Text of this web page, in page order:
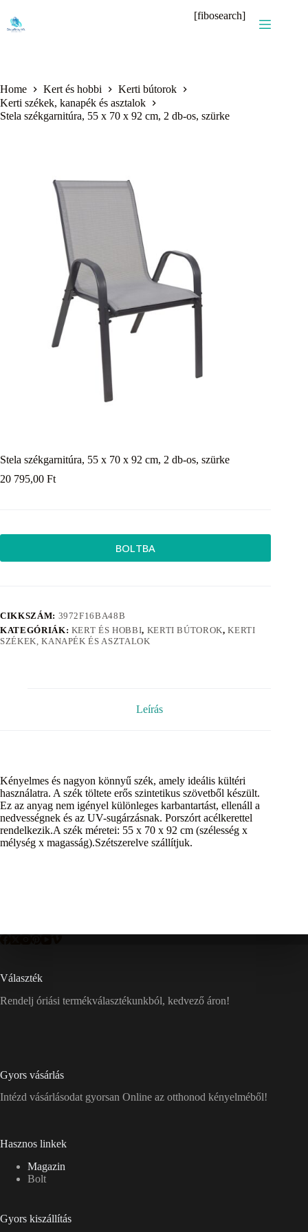
content
[fibosearch]
Home Kert és hobbi
Kerti bútorok
Kerti székek, kanapék és asztalok
Stela székgarnitúra, 55 x 70 x 92 cm, 2 db-os, szürke
Stela székgarnitúra, 55 x 70 x 92 cm, 2 db-os, szürke
20 795,00 Ft
BOLTBA
CIKKSZÁM: 3972F16BA48B
KATEGÓRIÁK: KERT ÉS HOBBI, KERTI BÚTOROK,KERTI
SZÉKEK, KANAPÉK ÉS ASZTALOK
Leírás
Kényelmes és nagyon könnyű szék, amely ideális kültéri
használatra. A szék töltete erős szintetikus szövetből készült.
Ez az anyag nem igényel különleges karbantartást, ellenáll a
nedvességnek és az UV-sugárzásnak. Porszórt acélkerettel
rendelkezik.A szék méretei: 55 x 70 x 92 cm (szélesség x
mélység x magasság).Szétszerelve szállítjuk.
Választék
Rendelj óriási termékválasztékunkból, kedvező áron!
Gyors vásárlás
Intézd vásárlásodat gyorsan Online az otthonod kényelméből!
Hasznos linkek
Magazin
Bolt
Gyors kiszállítás